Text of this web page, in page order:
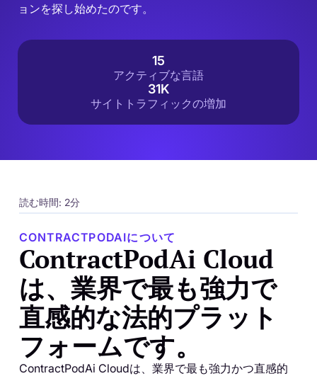
ョンを探し始めたのです。
15
アクティブな言語
31K
サイトトラフィックの増加
読む時間: 2分
CONTRACTPODAIについて
ContractPodAi Cloud
は、業界で最も強力で
直感的な法的プラット
フォームです。
ContractPodAi Cloudは、業界で最も強力かつ直感的